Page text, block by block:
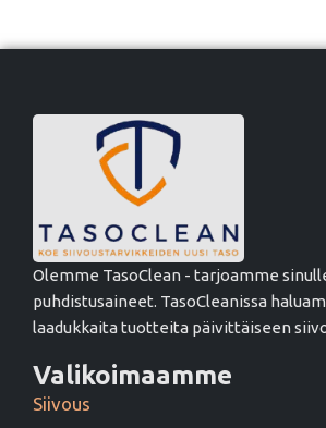
Olemme TasoClean - tarjoamme
puhdistusaineet. TasoCleanissa
laadukkaita tuotteita päivittäiseen
Valikoimaamme
Siivous